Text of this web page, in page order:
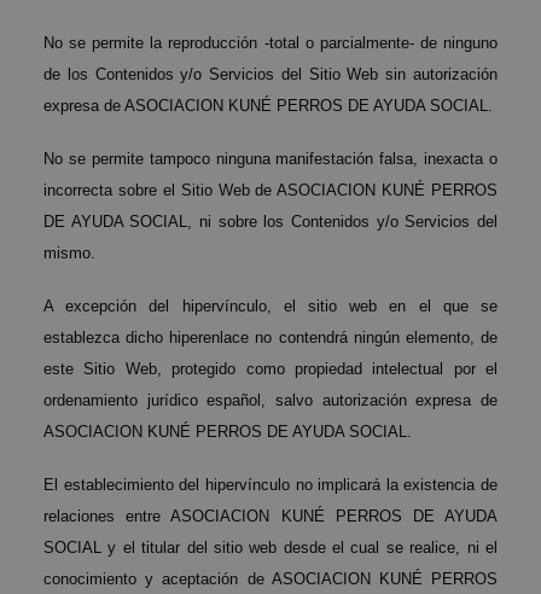
No se permite la reproducción -total o parcialmente- de ninguno
de los Contenidos y/o Servicios del Sitio Web sin autorización
expresa de ASOCIACION KUNÉ PERROS DE AYUDA SOCIAL.
No se permite tampoco ninguna manifestación falsa, inexacta o
incorrecta sobre el Sitio Web de ASOCIACION KUNÉ PERROS
DE AYUDA SOCIAL, ni sobre los Contenidos y/o Servicios del
mismo.
A excepción del hipervínculo, el sitio web en el que se
establezca dicho hiperenlace no contendrá ningún elemento, de
este Sitio Web, protegido como propiedad intelectual por el
ordenamiento jurídico español, salvo autorización expresa de
ASOCIACION KUNÉ PERROS DE AYUDA SOCIAL.
El establecimiento del hipervínculo no implicará la existencia de
relaciones entre ASOCIACION KUNÉ PERROS DE AYUDA
SOCIAL y el titular del sitio web desde el cual se realice, ni el
conocimiento y aceptación de ASOCIACION KUNÉ PERROS